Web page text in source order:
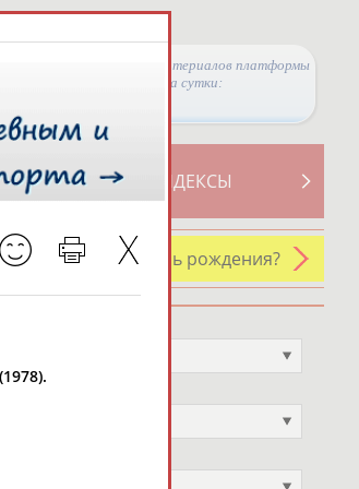
Просмотры материалов платформы
за сутки:
СВОДНЫЕ ИНДЕКСЫ
У кого сегодня день рождения?